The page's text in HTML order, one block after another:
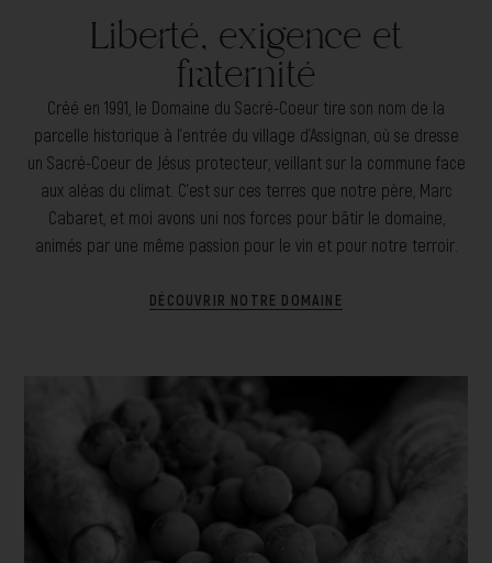
Liberté, exigence et
fraternité
Créé en 1991, le Domaine du Sacré-Coeur tire son nom de la
parcelle historique à l’entrée du village d’Assignan, où se dresse
un Sacré-Coeur de Jésus protecteur, veillant sur la commune face
aux aléas du climat. C’est sur ces terres que notre père, Marc
Cabaret, et moi avons uni nos forces pour bâtir le domaine,
animés par une même passion pour le vin et pour notre terroir.
DÉCOUVRIR NOTRE DOMAINE